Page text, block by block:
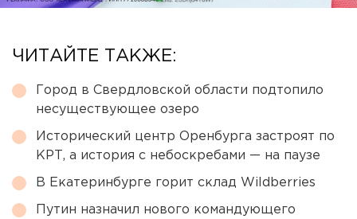
ЧИТАЙТЕ ТАКЖЕ:
Город в Свердловской области подтопило
несуществующее озеро
Исторический центр Оренбурга застроят по
КРТ, а история с небоскребами — на паузе
В Екатеринбурге горит склад Wildberries
Путин назначил нового командующего